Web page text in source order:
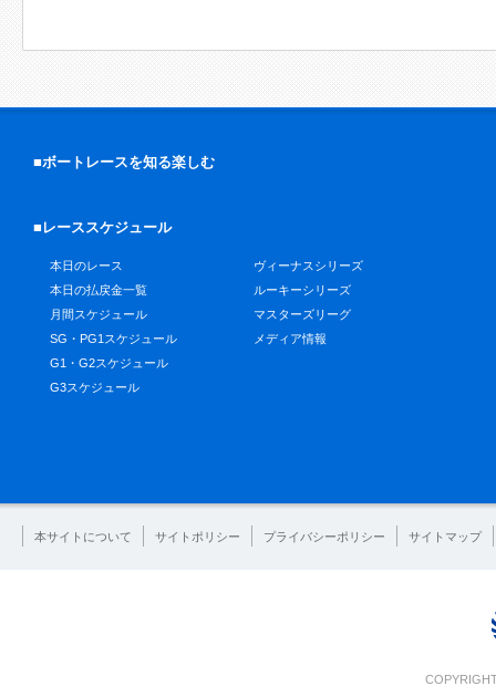
■ボートレースを知る楽しむ
■レーススケジュール
本日のレース
本日の払戻金一覧
月間スケジュール
SG・PG1スケジュール
G1・G2スケジュール
G3スケジュール
ヴィーナスシリーズ
ルーキーシリーズ
マスターズリーグ
メディア情報
本サイトについて サイトポリシー プライバシーポリシー サイトマップ